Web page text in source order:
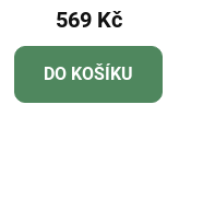
569 Kč
DO KOŠÍKU